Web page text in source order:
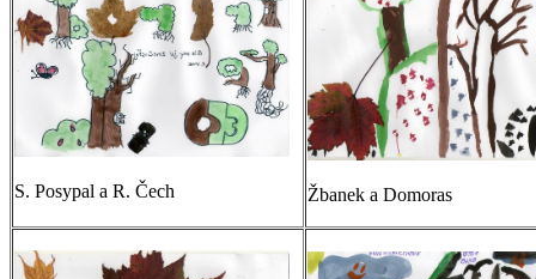
S. Posypal a R. Čech Žbanek a Domoras